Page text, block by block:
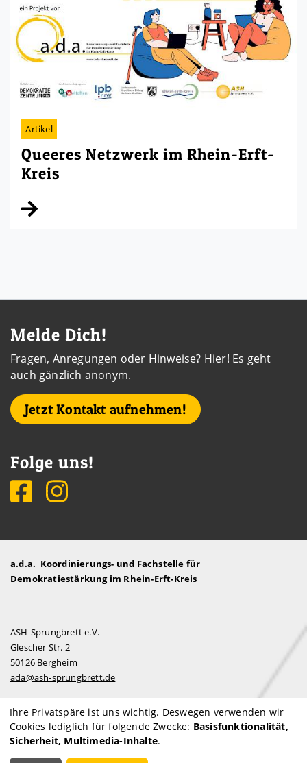
Artikel
Queeres Netzwerk im Rhein-Erft-
Kreis
Melde Dich!
Fragen, Anregungen oder Hinweise? Hier! Es geht
auch gänzlich anonym.
Jetzt Kontakt aufnehmen!
Folge uns!
a.d.a. Koordinierungs- und Fachstelle für
Demokratiestärkung im Rhein-Erft-Kreis
ASH-Sprungbrett e.V.
Glescher Str. 2
50126 Bergheim
ada@ash-sprungbrett.de
Impressum
Datenschutzerklärung
Ihre Privatspäre ist uns wichtig. Deswegen verwenden wir
Cookies lediglich für folgende Zwecke: Basisfunktionalität,
Sicherheit, Multimedia-Inhalte.